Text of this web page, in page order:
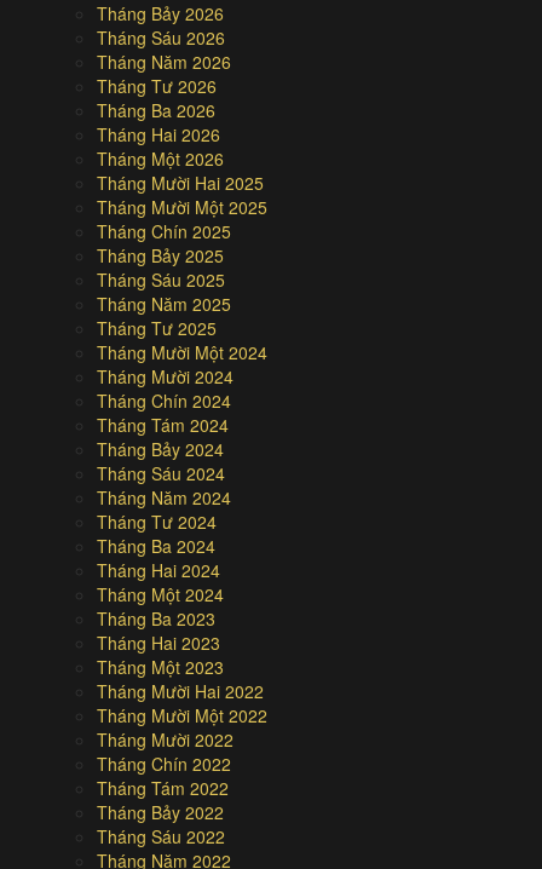
Tháng Bảy 2026
Tháng Sáu 2026
Tháng Năm 2026
Tháng Tư 2026
Tháng Ba 2026
Tháng Hai 2026
Tháng Một 2026
Tháng Mười Hai 2025
Tháng Mười Một 2025
Tháng Chín 2025
Tháng Bảy 2025
Tháng Sáu 2025
Tháng Năm 2025
Tháng Tư 2025
Tháng Mười Một 2024
Tháng Mười 2024
Tháng Chín 2024
Tháng Tám 2024
Tháng Bảy 2024
Tháng Sáu 2024
Tháng Năm 2024
Tháng Tư 2024
Tháng Ba 2024
Tháng Hai 2024
Tháng Một 2024
Tháng Ba 2023
Tháng Hai 2023
Tháng Một 2023
Tháng Mười Hai 2022
Tháng Mười Một 2022
Tháng Mười 2022
Tháng Chín 2022
Tháng Tám 2022
Tháng Bảy 2022
Tháng Sáu 2022
Tháng Năm 2022